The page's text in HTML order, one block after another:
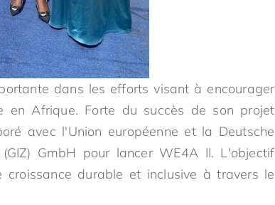
dans les efforts visant à encourager
en Afrique. Forte du succès de son projet
avec l'Union européenne et la Deutsche
GmbH pour lancer WE4A II. L'objectif
durable et inclusive à travers le